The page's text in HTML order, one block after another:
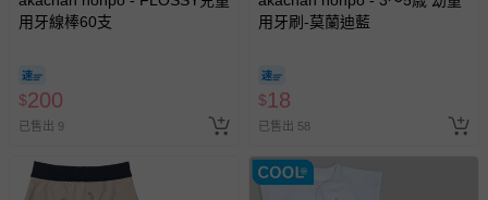
用牙線棒60支
$200
已售出 9
用牙刷-莫蘭迪藍
$18
已售出 58